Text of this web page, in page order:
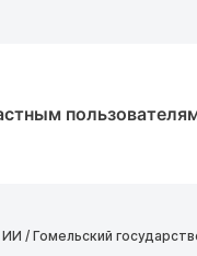
ИИ / Гомельский